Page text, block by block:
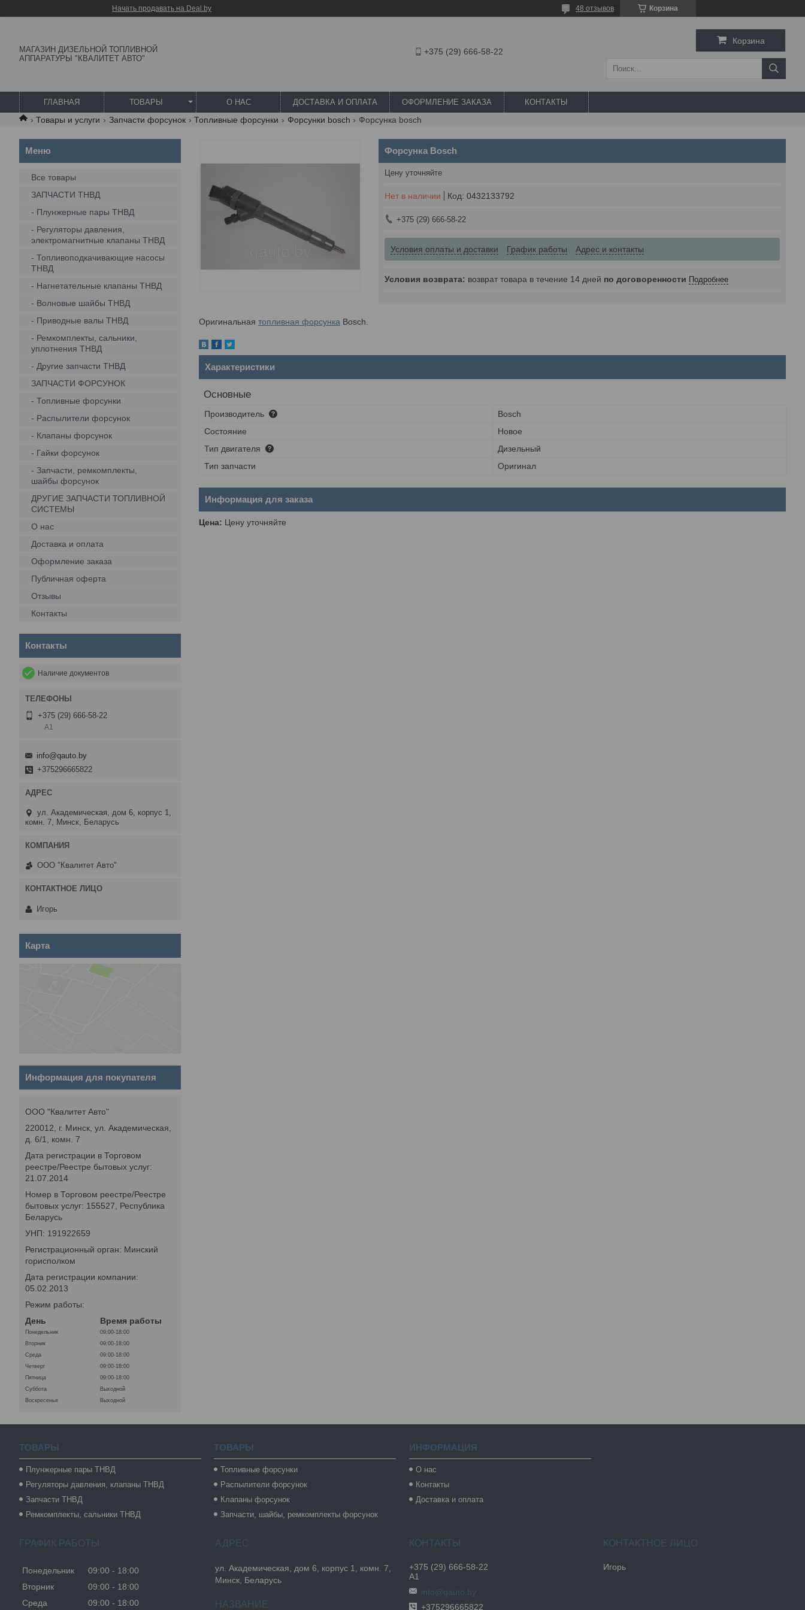
Начать продавать на Deal.by Корзина
48 отзывов
МАГАЗИН ДИЗЕЛЬНОЙ ТОПЛИВНОЙ
АППАРАТУРЫ "КВАЛИТЕТ АВТО"
+375 (29) 666-58-22
Корзина
ГЛАВНАЯ ТОВАРЫ О НАС ДОСТАВКА И ОПЛАТА ОФОРМЛЕНИЕ ЗАКАЗА КОНТАКТЫ
Товары и услуги Запчасти форсунок Топливные форсунки Форсунки bosch Форсунка bosch
Форсунка Bosch
Цену уточняйте
Нет в наличии Код: 0432133792
+375 (29) 666-58-22
Условия оплаты и доставки График работы Адрес и контакты
возврат товара в течение 14 дней по договоренности Подробнее
Оригинальная топливная форсунка Bosch.
Характеристики
Основные
Производитель
Bosch
Состояние
Новое
Тип двигателя
Дизельный
Тип запчасти
Оригинал
Информация для заказа
Цена: Цену уточняйте
Все товары
ЗАПЧАСТИ ТНВД
- Плунжерные пары ТНВД
- Регуляторы давления,
электромагнитные клапаны ТНВД
- Топливоподкачивающие насосы
ТНВД
- Нагнетательные клапаны ТНВД
- Волновые шайбы ТНВД
- Приводные валы ТНВД
- Ремкомплекты, сальники,
уплотнения ТНВД
- Другие запчасти ТНВД
ЗАПЧАСТИ ФОРСУНОК
- Топливные форсунки
- Распылители форсунок
- Клапаны форсунок
- Гайки форсунок
- Запчасти, ремкомплекты,
шайбы форсунок
ДРУГИЕ ЗАПЧАСТИ ТОПЛИВНОЙ
СИСТЕМЫ
О нас
Доставка и оплата
Оформление заказа
Публичная оферта
Отзывы
Контакты
Контакты
Наличие документов
+375 (29) 666-58-22
А1
info@qauto.by
+375296665822
ул. Академическая, дом 6, корпус 1,
комн. 7, Минск, Беларусь
ООО "Квалитет Авто"
Игорь
Карта
Информация для покупателя
ООО "Квалитет Авто"
220012, г. Минск, ул. Академическая,
д. 6/1, комн. 7
Дата регистрации в Торговом
реестре/Реестре бытовых услуг:
21.07.2014
Номер в Торговом реестре/Реестре
бытовых услуг: 155527, Республика
Беларусь
УНП: 191922659
Регистрационный орган: Минский
горисполком
Дата регистрации компании:
05.02.2013
Режим работы:
День
Время работы
Понедельник
09:00-18:00
Вторник
09:00-18:00
Среда
09:00-18:00
Четверг
09:00-18:00
Пятница
09:00-18:00
Суббота
Выходной
Воскресенье
Выходной
ТОВАРЫ
Плунжерные пары ТНВД
Регуляторы давления, клапаны ТНВД
Запчасти ТНВД
Ремкомплекты, сальники ТНВД
ТОВАРЫ
Топливные форсунки
Распылители форсунок
Клапаны форсунок
Запчасти, шайбы, ремкомплекты форсунок
ИНФОРМАЦИЯ
О нас
Контакты
Доставка и оплата
ГРАФИК РАБОТЫ
Понедельник 09:00
18:00
Вторник
09:00
18:00
Среда
09:00 18:00
ул. Академическая, дом 6, корпус 1, комн. 7,
Минск, Беларусь
+375 (29) 666-58-22
А1
info@qauto.by
+375296665822
Игорь